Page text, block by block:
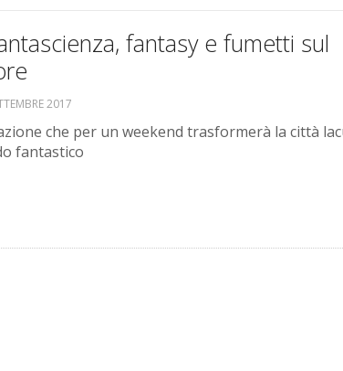
fantasy e fumetti sul
2017
che per un weekend trasformerà la città
fantastico